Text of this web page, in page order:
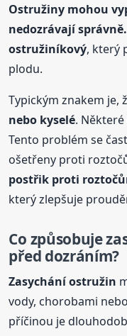
Ostružiny mohou
nedozrávají správně.
ostružiníkový, který
plodu.
Typickým znakem je,
nebo kyselé.
Tento problém se
ošetřeny proti
postřik proti
který zlepšuje
Co způsobuje
před dozráním?
Zasychání ostružin
vody, chorobami
příčinou je